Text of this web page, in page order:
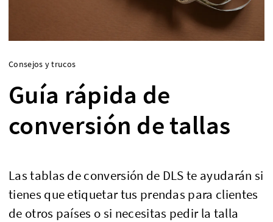
Consejos y trucos
Guía rápida de
conversión de tallas
Las tablas de conversión de DLS te ayudarán si
tienes que etiquetar tus prendas para clientes
de otros países o si necesitas pedir la talla